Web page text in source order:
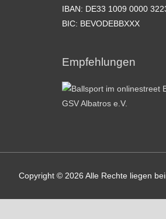
IBAN: DE33 1009 0000
BIC: BEVODEBBXXX
Empfehlungen
Copyright © 2026 Alle Rechte liegen